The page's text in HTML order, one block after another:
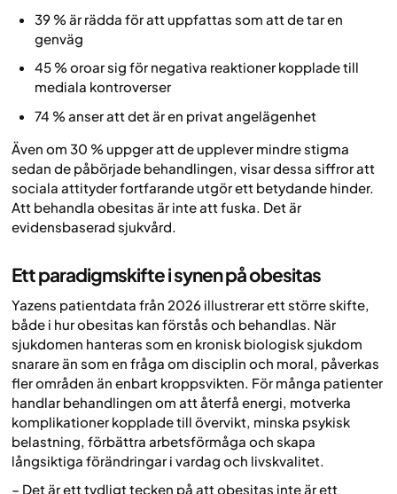
39 % är rädda för att uppfattas som att de tar en
genväg
45 % oroar sig för negativa reaktioner kopplade till
mediala kontroverser
74 % anser att det är en privat angelägenhet
Även om 30 % uppger att de upplever mindre stigma
sedan de påbörjade behandlingen, visar dessa siffror att
sociala attityder fortfarande utgör ett betydande hinder.
Att behandla obesitas är inte att fuska. Det är
evidensbaserad sjukvård.
Ett paradigmskifte i synen på obesitas
Yazens patientdata från 2026 illustrerar ett större skifte,
både i hur obesitas kan förstås och behandlas. När
sjukdomen hanteras som en kronisk biologisk sjukdom
snarare än som en fråga om disciplin och moral, påverkas
fler områden än enbart kroppsvikten. För många patienter
handlar behandlingen om att återfå energi, motverka
komplikationer kopplade till övervikt, minska psykisk
belastning, förbättra arbetsförmåga och skapa
långsiktiga förändringar i vardag och livskvalitet.
– Det är ett tydligt tecken på att obesitas inte är ett